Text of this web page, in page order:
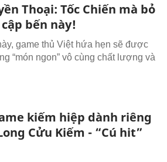
Thoại: Tốc Chiến mà bỏ
bến này!
game thủ Việt hứa hẹn sẽ được
“món ngon” vô cùng chất lượng và
kiếm hiệp dành riêng
Cửu Kiếm - “Cú hit”